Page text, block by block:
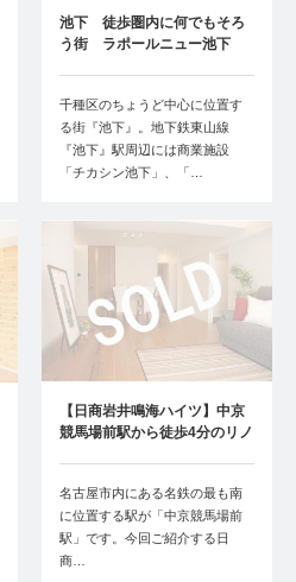
池下 徒歩圏内に何でもそろ
う街 ラポールニュー池下
千種区のちょうど中心に位置す
る街『池下』。地下鉄東山線
『池下』駅周辺には商業施設
「チカシン池下」、「…
【日商岩井鳴海ハイツ】中京
競馬場前駅から徒歩4分のリノ
名古屋市内にある名鉄の最も南
に位置する駅が「中京競馬場前
駅」です。今回ご紹介する日
商…